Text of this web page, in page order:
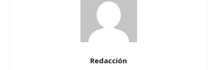
Redacción